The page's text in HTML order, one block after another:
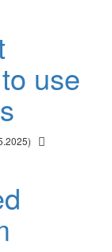
use